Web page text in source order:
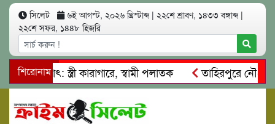
সিলেট ৬ই আগস্ট, ২০২৬ খ্রিস্টাব্দ | ২২শে শ্রাবণ, ১৪৩৩ বঙ্গাব্দ |
২২শে সফর, ১৪৪৮ হিজরি
শিরোনামস্ত্রী কারাগারে, স্বামী পলাতক
তাহিরপুরে নৌ-
মারধর
নগরীতে কোটি টাকার সম্পত্তি দখলের চেষ্টা: